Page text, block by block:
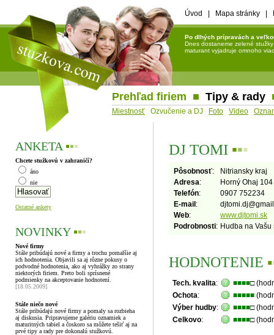
Úvod Mapa stránky
Po dlhých prípravách a
Dnes dostaneme zelené
maturant vyjadruje omnoho
Prehľad firiem ■ Tipy & rady
Miestnosť Ozvučenie a DJ Foto Video
ANKETA ▪▪▪
Chcete stužkovú v zahraničí?
áno
nie
Ostatné ankety
NOVINKY ▪▪▪
Nové firmy
Stále pribúdajú nové a firmy a trochu pomalšie aj
ich hodnotenia. Objavili sa aj rôzne pokusy o
podvodné hodnotenia, ako aj vyhrážky zo strany
niektorých firiem. Preto boli sprísnené
podmienky na akceptovanie hodnotení.
[18.05.2009]
Stále niečo nové
Stále pribúdajú nové firmy a pomaly sa rozbieha
aj diskusia. Pripravujeme galériu oznamiek a
maturitných tabiel a čoskoro sa môžete tešiť aj na
prvé tipy a rady pre dokonalú stužkovú.
DJ TOMI ▪▪▪
Pôsobnosť:
Nitriansky kraj
Adresa:
Horný Ohaj 104
Telefón:
0907 752234
E-mail : djtomi.dj@
Web:
www.djtomi.sk
Podrobnosti: Hudba na Vašu
HODNOTENIE ▪
Tech. kvalita: ■■■■□
Ochota: ■■■■■
Výber hudby: ■■■■□
Celkovo: ■■■■□